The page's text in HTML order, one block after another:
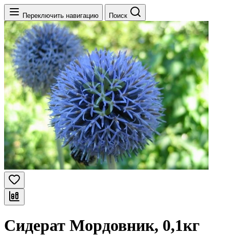
Переключить навигацию Поиск
Сидерат Мордовник, 0,1кг